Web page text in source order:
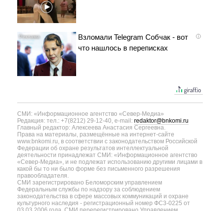
i
Взломали Telegram Собчак - вот
что нашлось в переписках
СМИ: «Информационное агентство «Север-Медиа»
Редакция: тел.: +7(8212) 29-12-40, e-mail: redaktor@bnkomi.ru
Главный редактор: Алексеева Анастасия Сергеевна.
Права на материалы, размещённые на интернет-сайте
www.bnkomi.ru, в соответствии с законодательством Российской
Федерации об охране результатов интеллектуальной
деятельности принадлежат СМИ: «Информационное агентство
«Север-Медиа», и не подлежат использованию другими лицами в
какой бы то ни было форме без письменного разрешения
правообладателя.
СМИ зарегистрировано Беломорским управлением
Федеральным службы по надзору за соблюдением
законодательства в сфере массовых коммуникаций и охране
культурного наследия - регистрационный номер ФС3-0225 от